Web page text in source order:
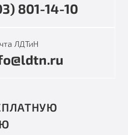
801-14-10
ЛДТиН